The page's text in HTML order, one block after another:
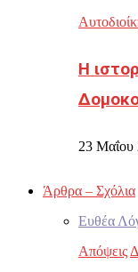
Η
23 Μαΐου
Άρθρα – Σχόλια
Ευθέα
Απόψεις